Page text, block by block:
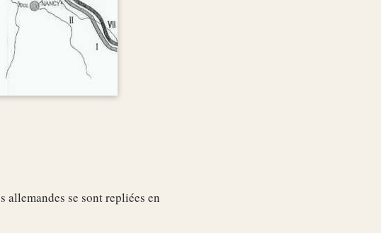
allemandes se sont repliées en